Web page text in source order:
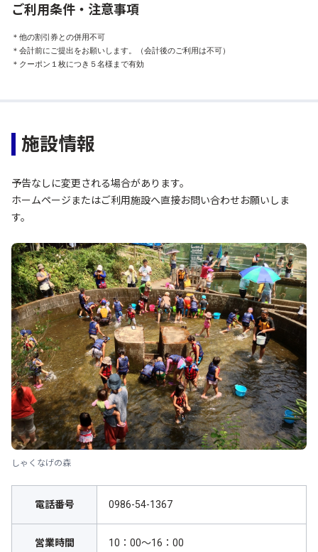
ご利用条件・注意事項
＊他の割引券との併用不可
＊会計前にご提出をお願いします。（会計後のご利用は不可）
＊クーポン１枚につき５名様まで有効
施設情報
予告なしに変更される場合があります。
ホームページまたはご利用施設へ直接お問い合わせお願いしま
す。
しゃくなげの森
電話番号 0986-54-1367
営業時間 10：00～16：00